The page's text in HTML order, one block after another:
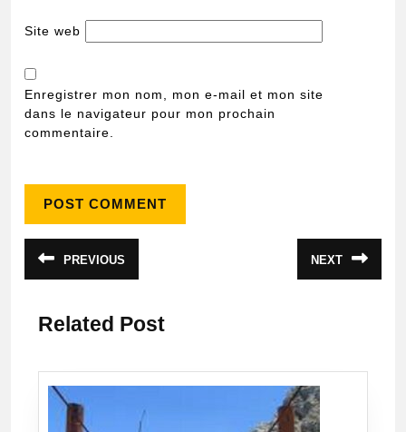
Site web
Enregistrer mon nom, mon e-mail et mon site
dans le navigateur pour mon prochain
commentaire.
Navigation
de
PREVIOUS
précédent
NEXT
suivant
Related Post